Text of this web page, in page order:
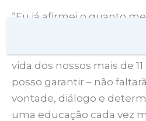
“Eu já afirmei o quanto
vida dos nossos mais de
posso garantir – não
vontade, diálogo e
uma educação cada vez